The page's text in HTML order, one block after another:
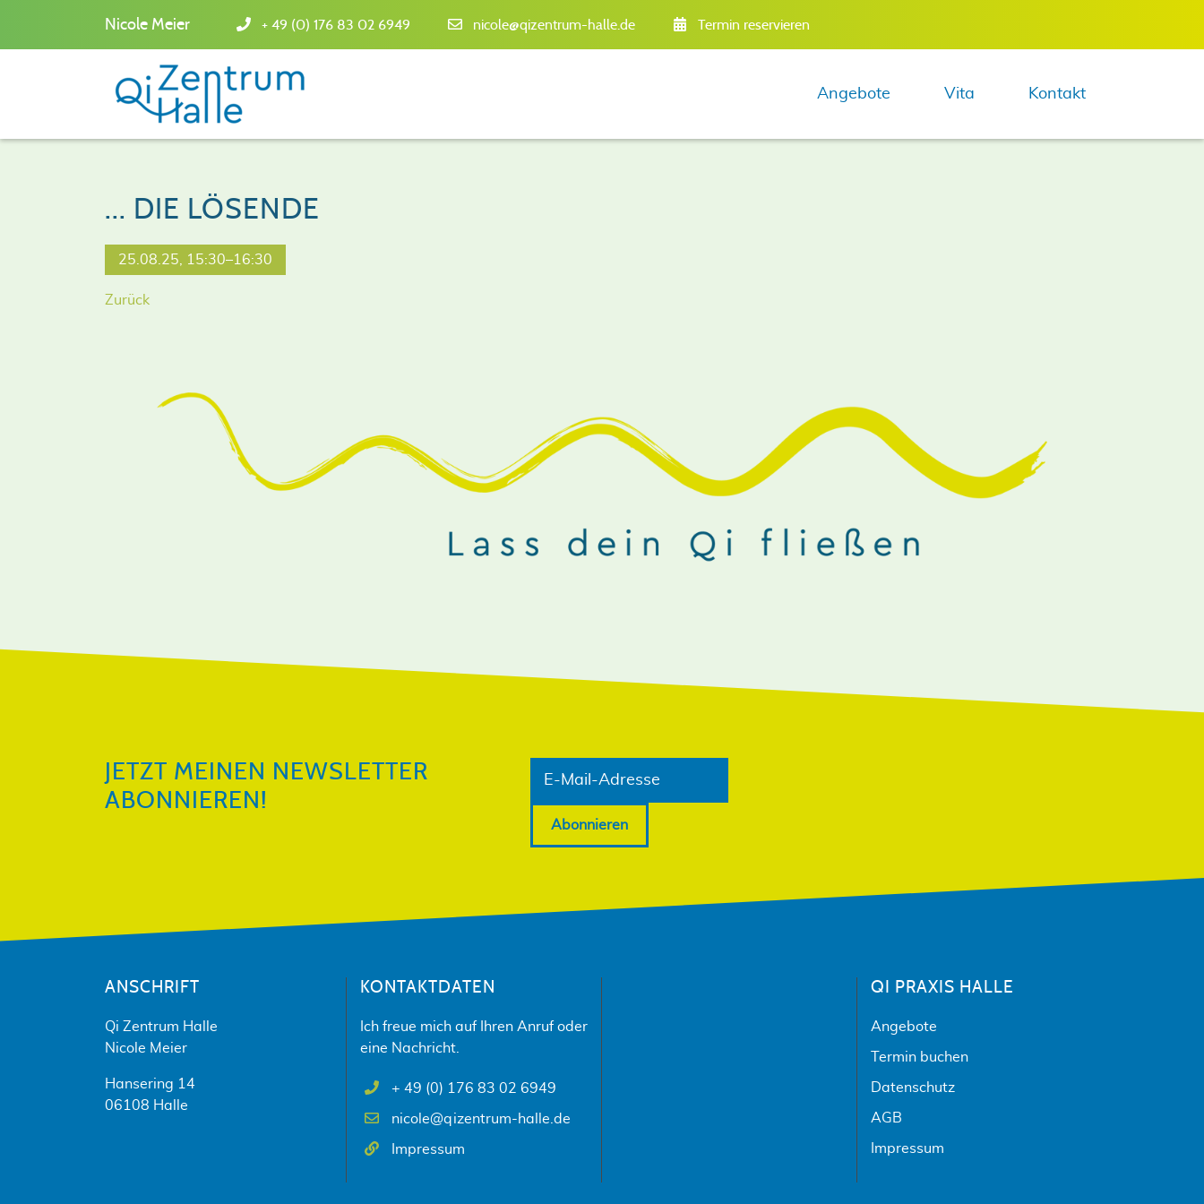
Nicole Meier + 49 (0) 176 83 02 6949 nicole@qizentrum-halle.de Termin reservieren
Angebote
Vita Kontakt
... DIE LÖSENDE
25.08.25, 15:30–16:30
Zurück
JETZT MEINEN NEWSLETTER
ABONNIEREN!
Abonnieren
ANSCHRIFT
Qi Zentrum Halle
Nicole Meier
Hansering 14
06108 Halle
KONTAKTDATEN
Ich freue mich auf Ihren Anruf oder
eine Nachricht.
+ 49 (0) 176 83 02 6949
nicole@qizentrum-halle.de
Impressum
QI PRAXIS HALLE
Angebote
Termin buchen
Datenschutz
AGB
Impressum